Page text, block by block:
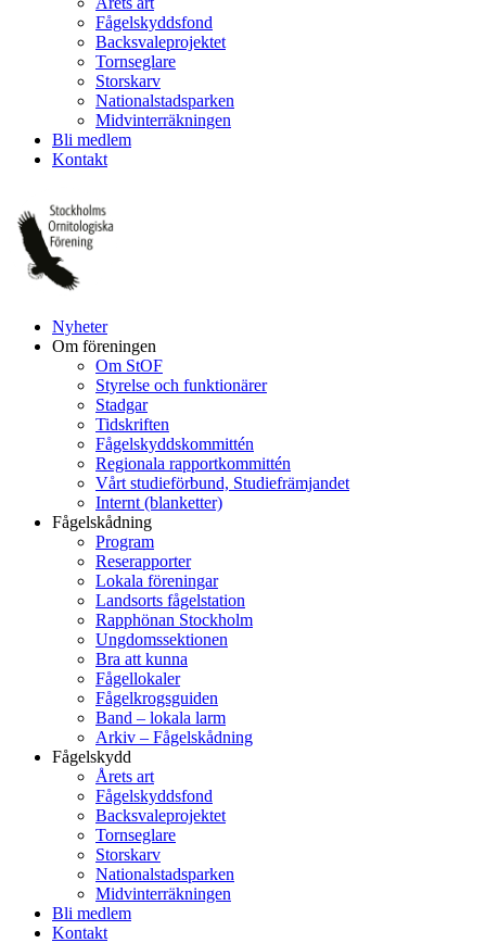
Fågelskyddsfond
Backsvaleprojektet
Tornseglare
Storskarv
Nationalstadsparken
Midvinterräkningen
Bli medlem
Kontakt
Nyheter
Om föreningen
Om StOF
Styrelse och funktionärer
Stadgar
Tidskriften
Fågelskyddskommittén
Regionala rapportkommittén
Vårt studieförbund, Studiefrämjandet
Internt (blanketter)
Fågelskådning
Program
Reserapporter
Lokala föreningar
Landsorts fågelstation
Rapphönan Stockholm
Ungdomssektionen
Bra att kunna
Fågellokaler
Fågelkrogsguiden
Band – lokala larm
Arkiv – Fågelskådning
Fågelskydd
Årets art
Fågelskyddsfond
Backsvaleprojektet
Tornseglare
Storskarv
Nationalstadsparken
Midvinterräkningen
Bli medlem
Kontakt